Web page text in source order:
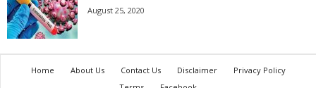
August 25, 2020
Home About Us Contact Us Disclaimer
Privacy Policy